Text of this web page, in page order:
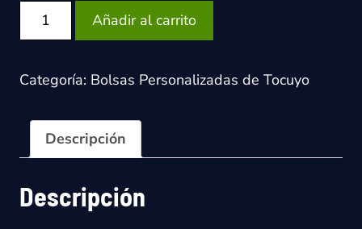
Bolsas
Personalizadas
Añadir al carrito
Categoría: Bolsas Personalizadas de Tocuyo
Descripción
Descripción